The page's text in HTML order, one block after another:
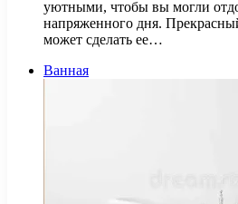
уютными, чтобы вы могли
напряженного дня.
может сделать ее…
Ванная